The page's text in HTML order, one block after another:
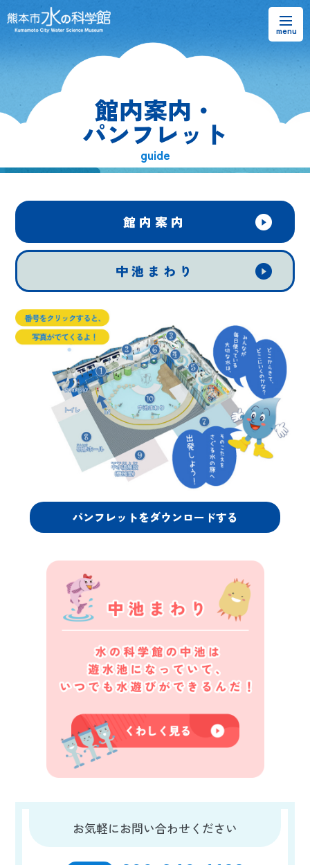
熊本市水の科学館とは
ご利用案内・アクセス＆マップ
水のラーニングフィールド
お問い合わせ
日本語 ENGLISH
館内案内・
パンフレット
guide
館内案内
中池まわり
パンフレットをダウンロードする
お気軽にお問い合わせください